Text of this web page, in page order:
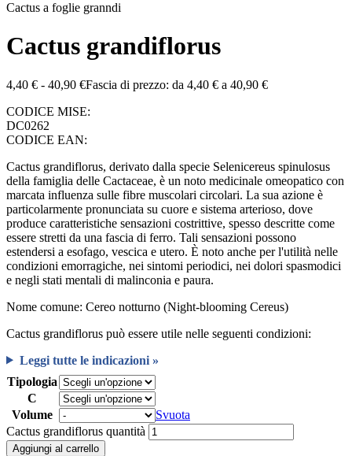
Cactus a foglie granndi
Cactus grandiflorus
4,40 € - 40,90 €Fascia di prezzo: da 4,40 € a 40,90 €
CODICE MISE:
DC0262
CODICE EAN:
Cactus grandiflorus, derivato dalla specie Selenicereus spinulosus
della famiglia delle Cactaceae, è un noto medicinale omeopatico con
marcata influenza sulle fibre muscolari circolari. La sua azione è
particolarmente pronunciata su cuore e sistema arterioso, dove
produce caratteristiche sensazioni costrittive, spesso descritte come
essere stretti da una fascia di ferro. Tali sensazioni possono
estendersi a esofago, vescica e utero. È noto anche per l'utilità nelle
condizioni emorragiche, nei sintomi periodici, nei dolori spasmodici
e negli stati mentali di malinconia e paura.
Nome comune: Cereo notturno (Night-blooming Cereus)
Cactus grandiflorus può essere utile nelle seguenti condizioni:
Leggi tutte le indicazioni »
Tipologia
C
Volume
Svuota
Cactus grandiflorus quantità
Aggiungi al carrello